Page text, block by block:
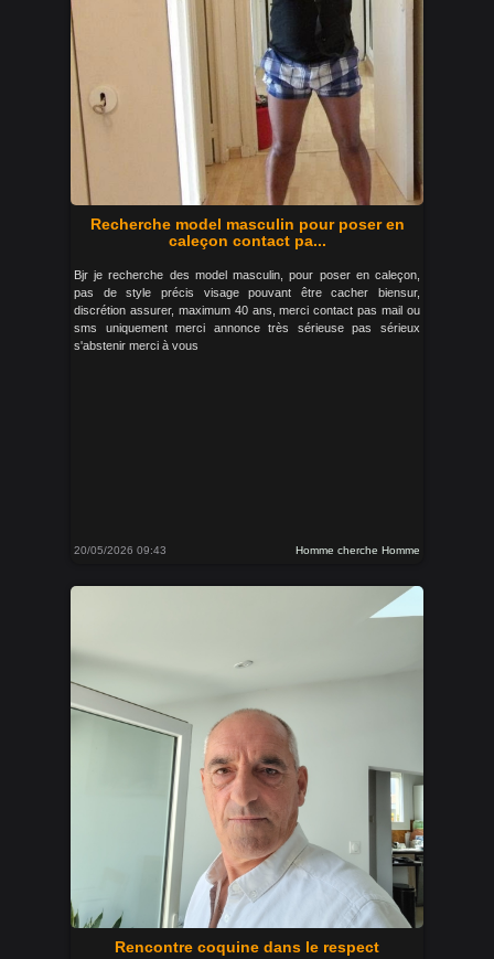
Recherche model masculin pour poser en
caleçon contact pa...
Bjr je recherche des model masculin, pour poser en caleçon,
pas de style précis visage pouvant être cacher biensur,
discrétion assurer, maximum 40 ans, merci contact pas mail ou
sms uniquement merci annonce très sérieuse pas sérieux
s'abstenir merci à vous
20/05/2026 09:43 Homme cherche Homme
Rencontre coquine dans le respect